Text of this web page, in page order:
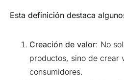
Esta definición destaca
Creación de valor: No
productos, sino de crear
consumidores.